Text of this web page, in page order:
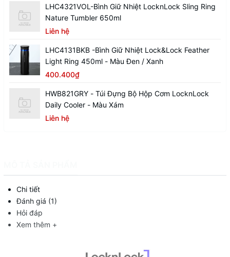
LHC4321VOL-Bình Giữ Nhiệt LocknLock Sling Ring
Nature Tumbler 650ml
Liên hệ
LHC4131BKB -Bình Giữ Nhiệt Lock&Lock Feather
Light Ring 450ml - Màu Đen / Xanh
400.400₫
HWB821GRY - Túi Đựng Bộ Hộp Cơm LocknLock
Daily Cooler - Màu Xám
Liên hệ
Chi tiết
Đánh giá (1)
Hỏi đáp
Xem thêm +